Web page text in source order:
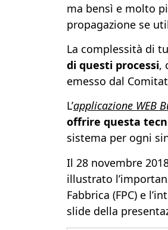
ma bensì e molto
propagazione se
La complessità di
di questi processi,
emesso dal
L’applicazione WEB
offrire questa
sistema per ogni
Il 28 novembre
illustrato
Fabbrica (FPC) e
slide della